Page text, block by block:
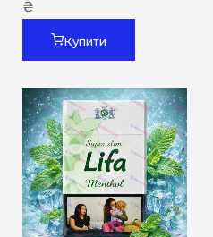
₴
Купити